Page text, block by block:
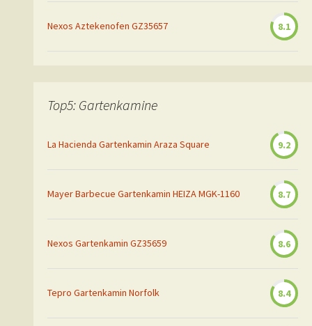
Nexos Aztekenofen GZ35657 8.1
Top5: Gartenkamine
La Hacienda Gartenkamin Araza Square 9.2
Mayer Barbecue Gartenkamin HEIZA MGK-1160 8.7
Nexos Gartenkamin GZ35659 8.6
Tepro Gartenkamin Norfolk 8.4